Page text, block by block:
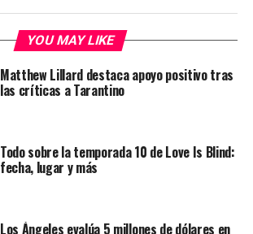
YOU MAY LIKE
Matthew Lillard destaca apoyo positivo tras
las críticas a Tarantino
Todo sobre la temporada 10 de Love Is Blind:
fecha, lugar y más
Los Ángeles evalúa 5 millones de dólares en